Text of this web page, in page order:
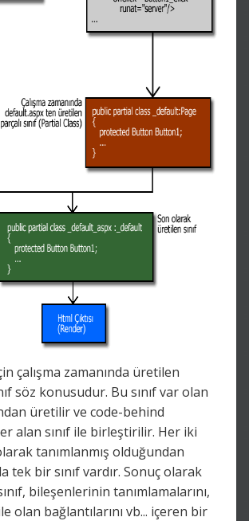
çalışma zamanında üretilen
söz konusudur. Bu sınıf var olan
üretilir ve code-behind
alan sınıf ile birleştirilir. Her iki
tanımlanmış olduğundan
tek bir sınıf vardır. Sonuç olarak
bileşenlerinin tanımlamalarını,
olan bağlantılarını vb... içeren bir